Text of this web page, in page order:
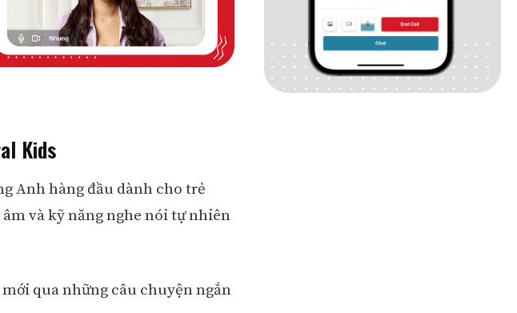
Kids
Anh hàng đầu dành cho trẻ
và kỹ năng nghe nói tự nhiên
mới qua những câu chuyện ngắn